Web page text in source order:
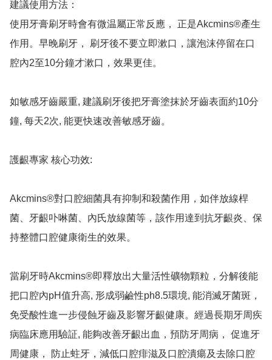
建議使用方法：
使用牙膏刷牙時會有微温屬正常反應， 正是Akcmins®️產生
作用。早晚刷牙， 刷牙後不要立即漱口，讓泡沫停留在口
腔內2至10分鐘才漱口，效果更佳。
如敏感牙齒嚴重, 建議刷牙後把牙膏塗抹於牙齒表面約10分
鐘, 每天2次, 能更快速改善敏感牙齒。
護齦專家 核心功效:
Akcmins®️對口腔細菌具有抑制和殺菌作用，如伴放線桿
菌、牙齦卟啉菌、內氏放線菌等，該作用達到抗牙齦炎、保
持整體口腔健康衛生的效果。
當刷牙時Akcmins®️即釋放出大量活性礦物顆粒，分解後能
把口腔內pH值升高, 形成弱鹼性ph8.5環境, 能消滅牙菌斑，
免受酸性進一步侵蝕牙齒及影響牙齦健康。經過長期牙周疾
病臨床應用驗証, 能夠改善牙齦出血，預防牙周病， 促進牙
周健康， 防止蛀牙，減低口腔痱滋及口腔潰瘍及去除口腔